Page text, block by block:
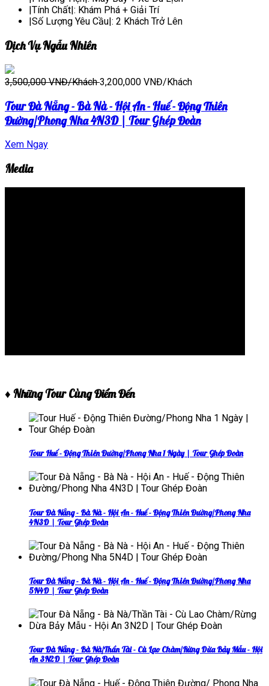
|Tính Chất|: Khám Phá + Giải Trí
|Số Lượng Yêu Cầu|: 2 Khách Trở Lên
Dịch Vụ Ngẫu Nhiên
3,500,000 VNĐ/Khách3,200,000 VNĐ/Khách
Tour Đà Nẵng - Bà Nà - Hội An - Huế - Động Thiên
Đường/Phong Nha 4N3D | Tour Ghép Đoàn
Xem Ngay
Media
♦ Những Tour Cùng Điểm Đến
Tour Huế - Động Thiên Đường/Phong Nha 1 Ngày | Tour Ghép Đoàn
Tour Đà Nẵng - Bà Nà - Hội An - Huế - Động Thiên Đường/Phong Nha
4N3D | Tour Ghép Đoàn
Tour Đà Nẵng - Bà Nà - Hội An - Huế - Động Thiên Đường/Phong Nha
5N4D | Tour Ghép Đoàn
Tour Đà Nẵng - Bà Nà/Thần Tài - Cù Lao Chàm/Rừng Dừa Bảy Mẫu - Hội
An 3N2D | Tour Ghép Đoàn